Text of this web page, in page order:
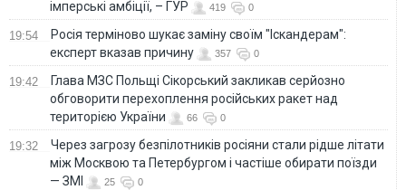
імперські амбіції, – ГУР 419 0
19:54
Росія терміново шукає заміну своїм "Іскандерам":
експерт вказав причину
357 0
19:42
Глава МЗС Польщі Сікорський закликав серйозно
обговорити перехоплення російських ракет над
територією України
66 0
19:32
Через загрозу безпілотників росіяни стали рідше літати
між Москвою та Петербургом і частіше обирати поїзди
— ЗМІ
25 0